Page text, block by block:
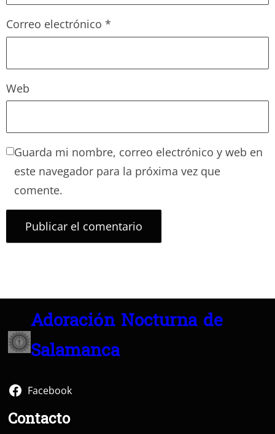
Correo electrónico *
Web
Guarda mi nombre, correo electrónico y web en
este navegador para la próxima vez que
comente.
Adoración Nocturna de
Salamanca
Facebook
Contacto